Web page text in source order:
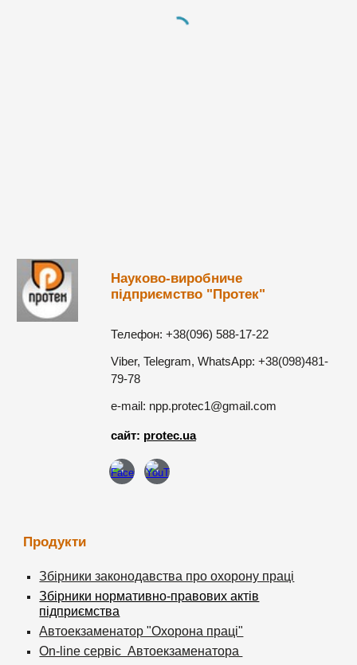
Науково-виробниче
підприємство "Протек"
Телефон: +38(096) 588-17-22
Viber, Telegram, WhatsApp: +38(098)481-
79-78
e-mail: npp.protec1@gmail.com
сайт: protec.ua
Продукти
Збірники законодавства про охорону праці
Збірники нормативно-правових актів
підприємства
Автоекзаменатор "Охорона праці"
On-line сервіс Автоекзаменатора